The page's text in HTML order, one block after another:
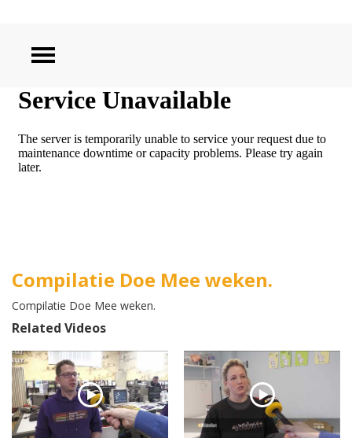
ZOEKEN
Compilatie Doe Mee weken.
Compilatie Doe Mee weken.
Related Videos